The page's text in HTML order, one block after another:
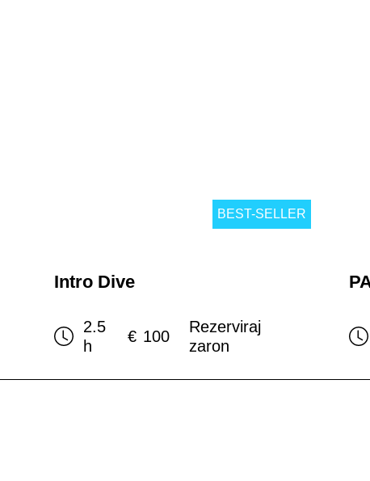
BEST-SELLER
Intro Dive
2.5
h
€ 100
Rezerviraj
zaron